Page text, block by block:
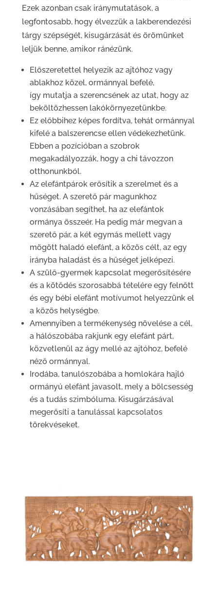
Ezek azonban csak iránymutatások, a
legfontosabb, hogy élvezzük a lakberendezési
tárgy szépségét, kisugárzását és örömünket
leljük benne, amikor ránézünk.
Előszeretettel helyezik az ajtóhoz vagy
ablakhoz közel, ormánnyal befelé,
így mutatja a szerencsének az utat, hogy az
beköltözhessen lakókörnyezetünkbe.
Ez előbbihez képes fordítva, tehát ormánnyal
kifelé a balszerencse ellen védekezhetünk.
Ebben a pozícióban a szobrok
megakadályozzák, hogy a chi távozzon
otthonunkból.
Az elefántpárok erősítik a szerelmet és a
hűséget. A szerető pár magunkhoz
vonzásában segíthet, ha az elefántok
ormánya összeér. Ha pedig már megvan a
szerető pár, a két egymás mellett vagy
mögött haladó elefánt, a közös célt, az egy
irányba haladást és a hűséget jelképezi.
A szülő-gyermek kapcsolat megerősítésére
és a kötődés szorosabbá tételére egy felnőtt
és egy bébi elefánt motívumot helyezzünk el
a közös helységbe.
Amennyiben a termékenység növelése a cél,
a hálószobába rakjunk egy elefánt párt,
közvetlenül az ágy mellé az ajtóhoz, befelé
néző ormánnyal.
Irodába, tanulószobába a homlokára hajló
ormányú elefánt javasolt, mely a bölcsesség
és a tudás szimbóluma. Kisugárzásával
megerősíti a tanulással kapcsolatos
törekvéseket.